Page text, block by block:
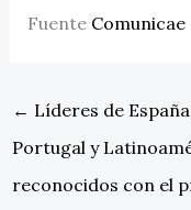
Fuente Comunicae
← Líderes de
Portugal y
reconocidos con el